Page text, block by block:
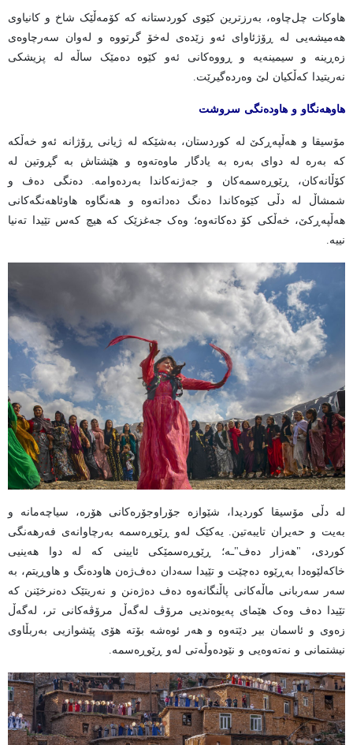
هاوکات چل‌چاوە، بەرزترین کێوی کوردستانە کە کۆمەڵێک شاخ و کانیاوی
هەمیشەیی لە ڕۆژئاوای ئەو زێدەی لەخۆ گرتووە و لەوان سەرچاوەی
زەڕینە و سیمینەیە و ڕووەکانی ئەو کێوە دەمێک ساڵە لە پزیشکی
نەریتیدا کەڵکیان لێ وەردەگیرێت.
هاوهەنگاو و هاودەنگی سروشت
مۆسیقا و هەڵپەڕكێ لە کوردستان، بەشێکە لە ژیانی ڕۆژانە ئەو خەڵکە
کە بەرە لە دوای بەرە بە یادگار ماوەتەوە و هێشتاش بە گڕوتین لە
کۆڵانەکان، ڕێوڕەسمەکان و جەژنەکاندا بەردەوامە. دەنگی دەف و
شمشاڵ لە دڵی کێوەکاندا دەنگ دەداتەوە و هەنگاوە هاوئاهەنگەکانی
هەڵپەڕکێ، خەڵکی کۆ دەکاتەوە؛ وەک جەغزێک کە هیچ کەس تێیدا تەنیا
نییە.
لە دڵی مۆسیقا کوردیدا، شێوازە جۆراوجۆرەکانی هۆرە، سیاچەمانە و
بەیت و حەیران تایبەتین. یەکێک لەو ڕێوڕەسمە بەرچاوانەی فەرهەنگی
کوردی، "هەزار دەف"ـە؛ ڕێوڕەسمێکی ئایینی کە لە دوا هەینیی
خاکەلێوەدا بەڕێوە دەچێت و تێیدا سەدان دەف‌ژەن هاودەنگ و هاوڕیتم، بە
سەر سەربانی ماڵەکانی پاڵنگانەوە دەف دەژەنن و نەریتێک دەنرخێنن کە
تێیدا دەف وەک هێمای پەیوەندیی مرۆڤ لەگەڵ مرۆڤەکانی تر، لەگەڵ
زەوی و ئاسمان بیر دێتەوە و هەر ئوەشە بۆتە هۆی پێشوازیی بەربڵاوی
نیشتمانی و نەتەوەیی و نێودەوڵەتی لەو ڕێوڕەسمە.